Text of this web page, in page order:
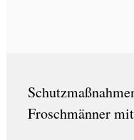
Froschmänner